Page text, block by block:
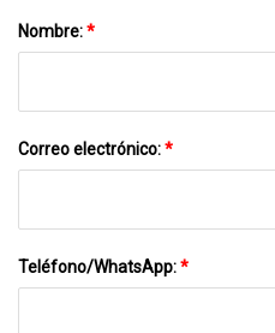
Nombre:*
Correo electrónico:*
Teléfono/WhatsApp:*